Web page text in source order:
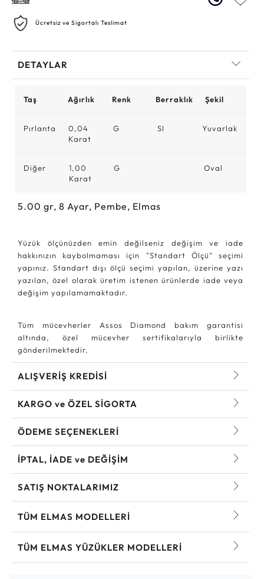
Ücretsiz ve Sigortalı Teslimat
DETAYLAR
Taş Ağırlık Renk Berraklık Şekil
Pırlanta
0,04
Karat
G SI Yuvarlak
Diğer
1,00
Karat
G Oval
5.00 gr, 8 Ayar, Pembe, Elmas
Yüzük ölçünüzden emin değilseniz değişim ve iade
hakkınızın kaybolmaması için "Standart Ölçü" seçimi
yapınız. Standart dışı ölçü seçimi yapılan, üzerine yazı
yazılan, özel olarak üretim istenen ürünlerde iade veya
değişim yapılamamaktadır.
Tüm mücevherler Assos Diamond bakım garantisi
altında, özel mücevher sertifikalarıyla birlikte
gönderilmektedir.
ALIŞVERİŞ KREDİSİ
KARGO ve ÖZEL SİGORTA
ÖDEME SEÇENEKLERİ
İPTAL, İADE ve DEĞİŞİM
SATIŞ NOKTALARIMIZ
TÜM ELMAS MODELLERI
TÜM ELMAS YÜZÜKLER MODELLERI